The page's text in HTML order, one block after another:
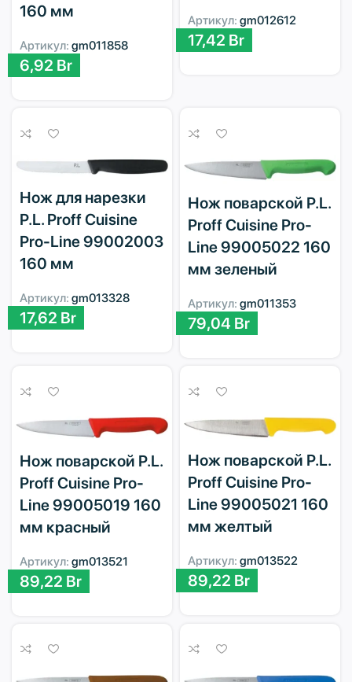
160 мм
Артикул: gm011858
6,92 Br
Артикул: gm012612
17,42 Br
Нож для нарезки
P.L. Proff Cuisine
Pro-Line 99002003
160 мм
Артикул: gm013328
17,62 Br
Нож поварской P.L.
Proff Cuisine Pro-
Line 99005022 160
мм зеленый
Артикул: gm011353
79,04 Br
Нож поварской P.L.
Proff Cuisine Pro-
Line 99005019 160
мм красный
Артикул: gm013521
89,22 Br
Нож поварской P.L.
Proff Cuisine Pro-
Line 99005021 160
мм желтый
Артикул: gm013522
89,22 Br